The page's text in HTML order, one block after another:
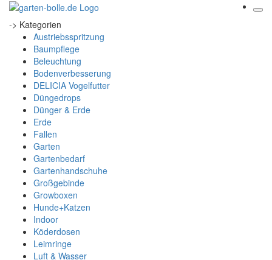
-> Kategorien
Austriebsspritzung
Baumpflege
Beleuchtung
Bodenverbesserung
DELICIA Vogelfutter
Düngedrops
Dünger & Erde
Erde
Fallen
Garten
Gartenbedarf
Gartenhandschuhe
Großgebinde
Growboxen
Hunde+Katzen
Indoor
Köderdosen
Leimringe
Luft & Wasser